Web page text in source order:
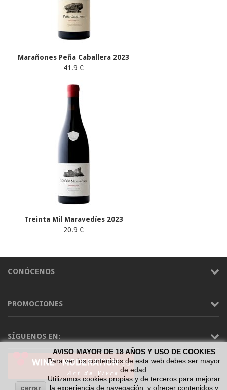
Marañones Peña Caballera 2023
41.9 €
Treinta Mil Maravedíes 2023
20.9 €
CONÓCENOS
PROMOCIONES
SÍGUENOS EN:
cerrar
AVISO MAYOR DE 18 AÑOS Y USO DE COOKIES
Para ver los contenidos de esta web debes ser mayor
de edad.
Utilizamos cookies propias y de terceros para mejorar
la experiencia de navegación, y ofrecer contenidos y